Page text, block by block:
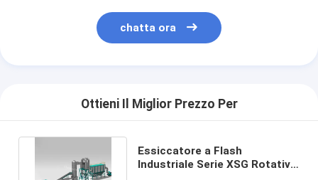
chatta ora
Ottieni Il Miglior Prezzo Per
Essiccatore a Flash
Industriale Serie XSG Rotativo